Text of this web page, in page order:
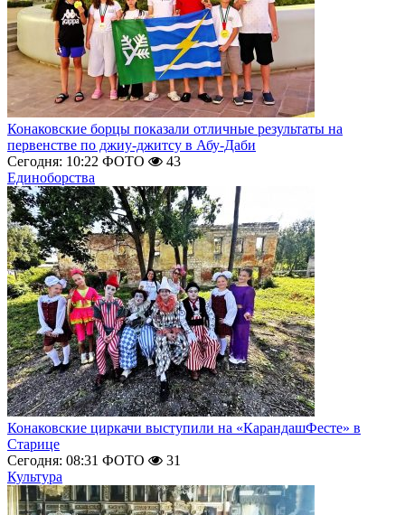
Конаковские борцы показали отличные результаты на
первенстве по джиу-джитсу в Абу-Даби
Сегодня: 10:22 ФОТО
43
Единоборства
Конаковские циркачи выступили на «КарандашФесте» в
Старице
Сегодня: 08:31 ФОТО
31
Культура